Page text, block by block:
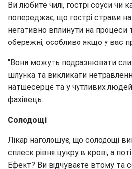
Ви любите чилі, гострі соуси чи
попереджає, що гострі страви
негативно вплинути на процеси
обережні, особливо якщо у вас
"Вони можуть подразнювати
шлунка та викликати
натщесерце та у чутливих
фахівець.
Солодощі
Лікар наголошує, що солодощі
сплеск рівня цукру в крові, а
Ефект? Ви відчуваєте втому та